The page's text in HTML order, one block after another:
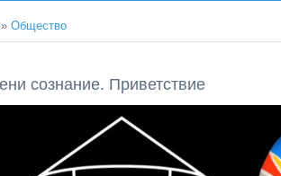
» Общество
сознание. Приветствие